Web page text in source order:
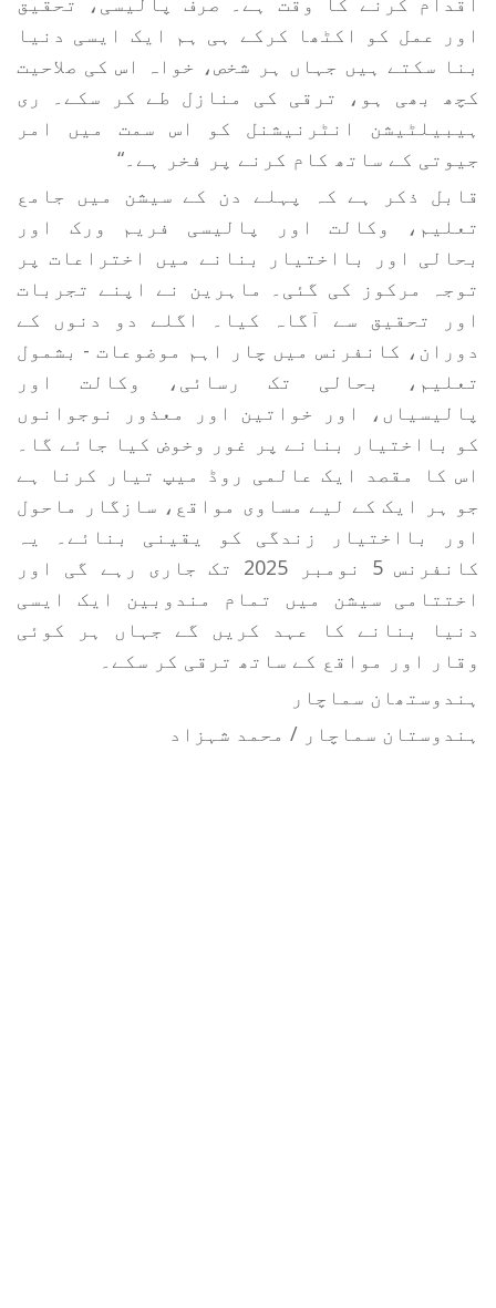
اور عمل کو اکٹھا کرکے ہی ہم ایک ایسی دنیا
بنا سکتے ہیں جہاں ہر شخص، خواہ اس کی صلاحیت
کچھ بھی ہو، ترقی کی منازل طے کر سکے۔ ری
ہیبیلٹیشن انٹرنیشنل کو اس سمت میں امر
جیوتی کے ساتھ کام کرنے پر فخر ہے۔“
قابل ذکر ہے کہ پہلے دن کے سیشن میں جامع
تعلیم، وکالت اور پالیسی فریم ورک اور
بحالی اور بااختیار بنانے میں اختراعات پر
توجہ مرکوز کی گئی۔ ماہرین نے اپنے تجربات
اور تحقیق سے آگاہ کیا۔ اگلے دو دنوں کے
دوران، کانفرنس میں چار اہم موضوعات - بشمول
تعلیم، بحالی تک رسائی، وکالت اور
پالیسیاں، اور خواتین اور معذور نوجوانوں
کو بااختیار بنانے پر غور وخوض کیا جائے گا۔
اس کا مقصد ایک عالمی روڈ میپ تیار کرنا ہے
جو ہر ایک کے لیے مساوی مواقع، سازگار ماحول
اور بااختیار زندگی کو یقینی بنائے۔ یہ
کانفرنس 5 نومبر 2025 تک جاری رہے گی اور
اختتامی سیشن میں تمام مندوبین ایک ایسی
دنیا بنانے کا عہد کریں گے جہاں ہر کوئی
وقار اور مواقع کے ساتھ ترقی کر سکے۔
ہندوستھان سماچار
ہندوستان سماچار / محمد شہزاد